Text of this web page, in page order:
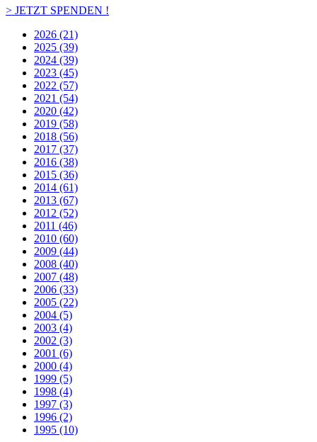
> JETZT SPENDEN !
2026 (21)
2025 (39)
2024 (39)
2023 (45)
2022 (57)
2021 (54)
2020 (42)
2019 (58)
2018 (56)
2017 (37)
2016 (38)
2015 (36)
2014 (61)
2013 (67)
2012 (52)
2011 (46)
2010 (60)
2009 (44)
2008 (40)
2007 (48)
2006 (33)
2005 (22)
2004 (5)
2003 (4)
2002 (3)
2001 (6)
2000 (4)
1999 (5)
1998 (4)
1997 (3)
1996 (2)
1995 (10)